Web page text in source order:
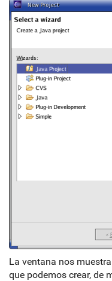
La ventana nos
que podemos crear, de